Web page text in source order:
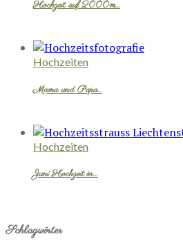
Hochzeit auf 2000m…
Hochzeiten
Mama und Papa…
Hochzeiten
Juni Hochzeit in…
Schlagwörter